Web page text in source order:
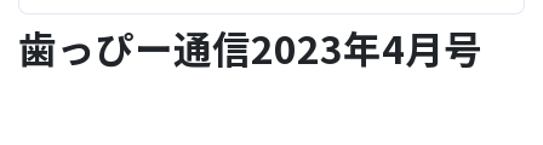
歯っぴー通信2023年4月号